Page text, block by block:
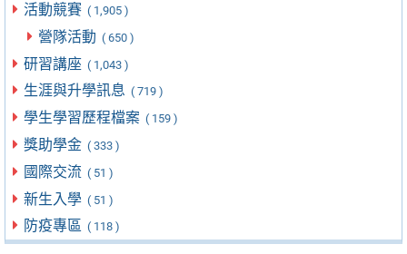
活動競賽 ( 1,905 )
營隊活動 ( 650 )
研習講座 ( 1,043 )
生涯與升學訊息 ( 719 )
學生學習歷程檔案 ( 159 )
獎助學金 ( 333 )
國際交流 ( 51 )
新生入學 ( 51 )
防疫專區 ( 118 )